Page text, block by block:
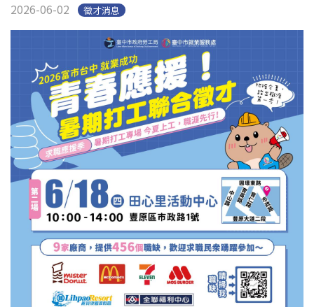
2026-06-02 徵才消息